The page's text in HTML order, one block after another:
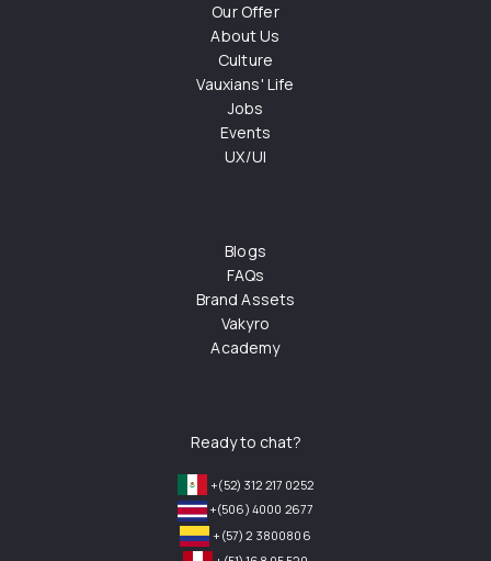
Our Offer
About Us
Culture
Vauxians' Life
Jobs
Events
UX/UI
Blogs
FAQs
Brand Assets
Vakyro
Academy
Ready to chat?
+(52) 312 217 0252
+(506) 4000 2677
+(57) 2 3800806